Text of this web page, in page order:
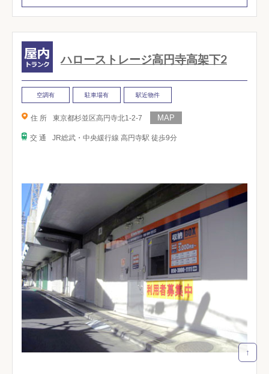
↑
ハローストレージ高円寺高架下2
空調有 駐車場有 駅近物件
住 所 東京都杉並区高円寺北1-2-7
交 通 JR総武・中央緩行線 高円寺駅 徒歩9分